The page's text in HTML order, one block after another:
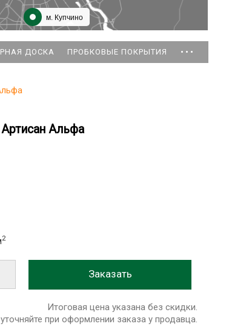
м. Купчино
ДОСКА ПРОБКОВЫЕ ПОКРЫТИЯ ...
Альфа
2
Итоговая цена указана без скидки.
при оформлении заказа у продавца.